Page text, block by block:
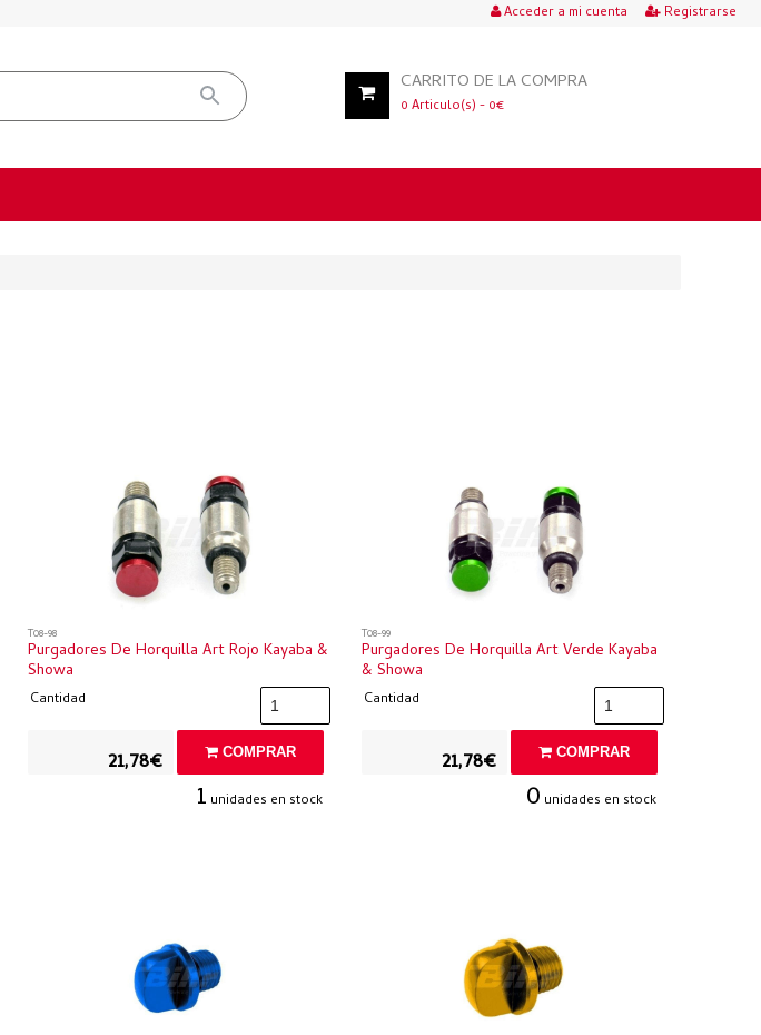
Acceder a mi cuenta Registrarse
CARRITO DE LA COMPRA
0 Articulo(s) - 0€
T08-98
Purgadores De Horquilla Art Rojo Kayaba &
Showa
Cantidad
21,78€ COMPRAR
1 unidades en stock
T08-99
Purgadores De Horquilla Art Verde Kayaba
& Showa
Cantidad
21,78€ COMPRAR
0 unidades en stock